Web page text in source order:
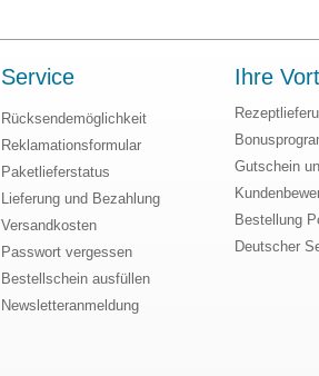
Service
Rücksendemöglichkeit
Reklamationsformular
Paketlieferstatus
Lieferung und Bezahlung
Versandkosten
Passwort vergessen
Bestellschein ausfüllen
Newsletteranmeldung
Ihre
Gutschein
Bestellung
Deutscher